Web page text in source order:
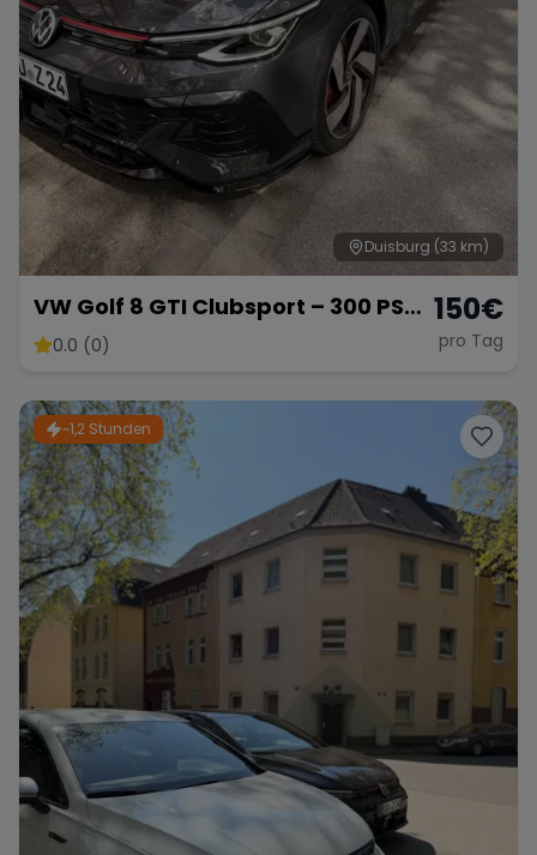
Duisburg (33 km)
VW Golf 8 GTI Clubsport – 300 PS
Hot Hatch
0.0 (0)
150€
pro Tag
~1,2 Stunden